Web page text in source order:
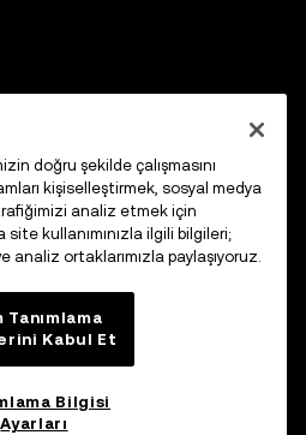
doğru şekilde çalışmasını
kişiselleştirmek, sosyal medya
analiz etmek için
site kullanımınızla ilgili bilgileri;
analiz ortaklarımızla paylaşıyoruz.
Tanımlama
Kabul Et
Bilgisi
Ayarları